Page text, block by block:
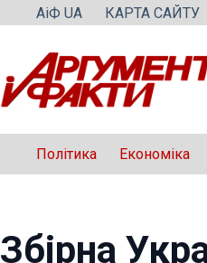
Перейти
вмісту
АіФ UA КАРТА САЙТУ
Політика Економіка
Збірна